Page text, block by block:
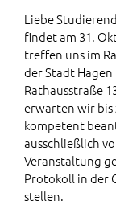
Liebe
findet am 31.
treffen uns im
der Stadt
Rathausstraße
erwarten wir bis
kompetent
ausschließlich
Veranstaltung
Protokoll in der
stellen.